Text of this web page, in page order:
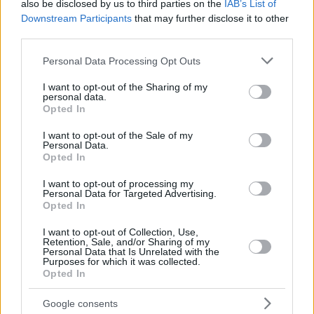
also be disclosed by us to third parties on the IAB’s List of
Downstream Participants that may further disclose it to other
Please note that this website/app uses one or more Google
not limited to your visit or usage behaviour. You may click to
grant or deny consent to Google and its third-party tags to
use your data for below specified purposes in below Google
consent section.
Personal Data Processing Opt Outs
I want to opt-out of the Sharing of my
personal data.
Opted In
I want to opt-out of the Sale of my
Personal Data.
Opted In
I want to opt-out of processing my
Personal Data for Targeted Advertising.
Opted In
I want to opt-out of Collection, Use,
Retention, Sale, and/or Sharing of my
Personal Data that Is Unrelated with the
Purposes for which it was collected.
Opted In
Google consents
Der Schwager von Takács Péter, Gábor Kőszegi, war
ebenfalls an dem Unternehmen beteiligt und hatte einigen
Behauptungen zufolge eine führende Rolle inne. Obwohl er
Zeichnungsbefugnis der des Geschäftsführers, so
Was sagen die Beteiligten?
Gábor Kőszegi sagt, einige Behauptungen seien irreführend.
Er erklärte: “Es ist auch unwahr, dass Fourcardinal Kft. mit
Beatmungsgeräten einen Gewinn von 8 Milliarden Forint
dem Verkauf von Beatmungsgeräten erhalten”, räumte aber
ein, dass er von der Beschaffung anderer medizinischer
Geräte profitiert hat.
“Weder ich noch meine Familie besitzen Vermögenswerte im
Wert von 8 Milliarden Forint”, und betonte: “Die Firma, die
meinen Schwager beschäftigt hat, hat genau 0 (null)
Beatmungsgeräte ins Land gebracht.”
Er bezeichnete alle gegen ihn erhobenen Vorwürfe im